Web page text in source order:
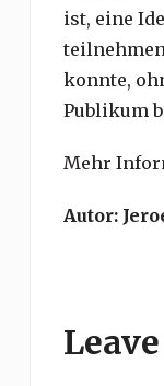
ist, eine
konnte,
Publikum
Mehr
Autor: